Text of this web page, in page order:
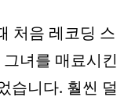
처음 레코딩 스
녀를 매료시킨
습니다. 훨씬 덜